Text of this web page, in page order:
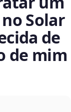
Solar
de
de mim